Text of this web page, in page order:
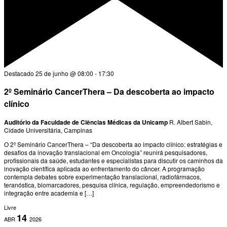
Destacado 25 de junho @ 08:00 - 17:30
2º Seminário CancerThera – Da descoberta ao impacto
clínico
Auditório da Faculdade de Ciências Médicas da Unicamp R. Albert Sabin,
Cidade Universitária, Campinas
O 2º Seminário CancerThera – “Da descoberta ao impacto clínico: estratégias e
desafios da inovação translacional em Oncologia” reunirá pesquisadores,
profissionais da saúde, estudantes e especialistas para discutir os caminhos da
inovação científica aplicada ao enfrentamento do câncer. A programação
contempla debates sobre experimentação translacional, radiofármacos,
teranóstica, biomarcadores, pesquisa clínica, regulação, empreendedorismo e
integração entre academia e […]
Livre
ABR 14 2026